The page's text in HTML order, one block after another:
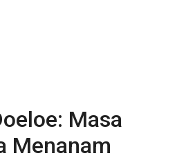
Masa
Menanam